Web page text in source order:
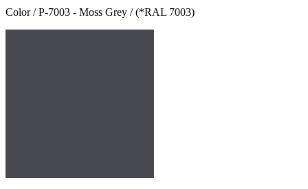
Color / P-7003 - Moss Grey / (*RAL 7003)